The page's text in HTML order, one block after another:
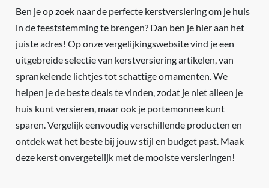
Ben je op zoek naar de perfecte kerstversiering om je huis
in de feeststemming te brengen? Dan ben je hier aan het
juiste adres! Op onze vergelijkingswebsite vind je een
uitgebreide selectie van kerstversiering artikelen, van
sprankelende lichtjes tot schattige ornamenten. We
helpen je de beste deals te vinden, zodat je niet alleen je
huis kunt versieren, maar ook je portemonnee kunt
sparen. Vergelijk eenvoudig verschillende producten en
ontdek wat het beste bij jouw stijl en budget past. Maak
deze kerst onvergetelijk met de mooiste versieringen!